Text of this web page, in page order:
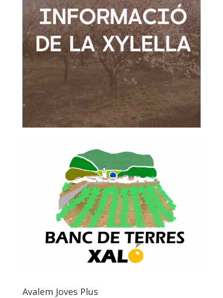
Avalem Joves Plus